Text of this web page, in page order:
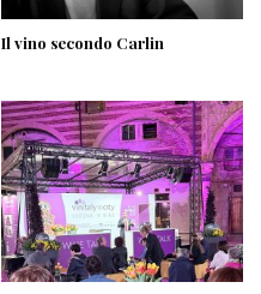
Il vino secondo Carlin